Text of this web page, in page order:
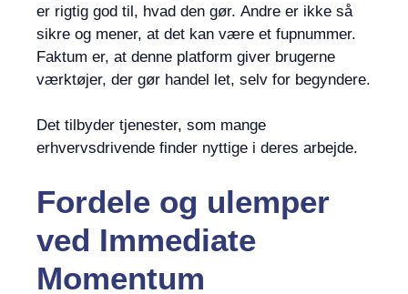
er rigtig god til, hvad den gør. Andre er ikke så
sikre og mener, at det kan være et fupnummer.
Faktum er, at denne platform giver brugerne
værktøjer, der gør handel let, selv for begyndere.
Det tilbyder tjenester, som mange
erhvervsdrivende finder nyttige i deres arbejde.
Fordele og ulemper
ved Immediate
Momentum